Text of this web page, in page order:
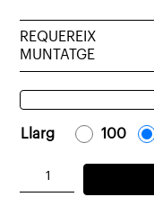
REQUEREIX
MUNTATGE
Llarg -100
quantitat